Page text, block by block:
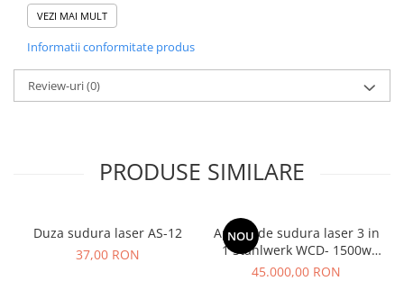
Trei Functii Esentiale intr-un Singur Echipament
Taiere: Realizeaza taieri precise si curate, cu un minim de
zona afectata termic, ideale pentru contururi complexe si
Curatare
contaminanti fara materiale abrazive, protejand
reglaj fin si distribuirea uniforma a caldurii.
VEZI MAI MULT
Informatii conformitate produs
Review-uri(0)
PRODUSE SIMILARE
Duza sudura laser AS-12
37,00 RON
NOU
Aparat de sudura laser 3 in
1 Stahlwerk WCD- 1500w
Laser Pro
45.000,00 RON